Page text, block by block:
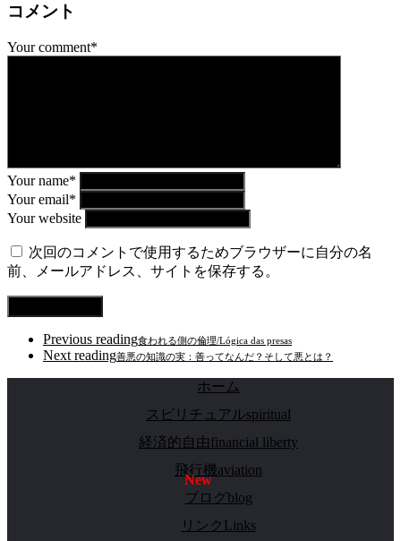
コメント
Your comment*
Your name*
Your email*
Your website
次回のコメントで使用するためブラウザーに自分の名
前、メールアドレス、サイトを保存する。
Previous reading食われる側の倫理/Lógica das presas
Next reading善悪の知識の実：善ってなんだ？そして悪とは？
ホーム
スピリチュアルspiritual
経済的自由financial liberty
飛行機aviation
ブログblog
リンクLinks